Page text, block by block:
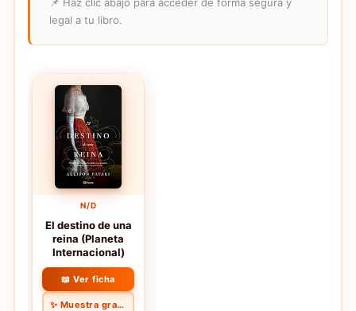
📌 Haz clic abajo para acceder de forma segura y
legal a tu libro.
N/D
El destino de una
reina (Planeta
Internacional)
📖 Ver ficha
✨ Muestra gratis